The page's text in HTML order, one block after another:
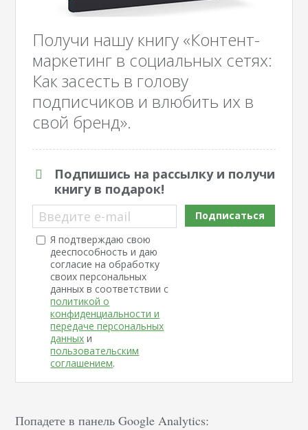
Получи нашу книгу «Контент-
маркетинг в социальных сетях:
Как засесть в голову
подписчиков и влюбить их в
свой бренд».
Подпишись на рассылку и получи
книгу в подарок!
Введите e-mail
Я подтверждаю свою
дееспособность и даю
согласие на обработку
своих персональных
данных в соответствии с
политикой о
конфиденциальности и
передаче персональных
данных и
пользовательским
соглашением.
Подписаться
Попадете в панель Google Analytics: